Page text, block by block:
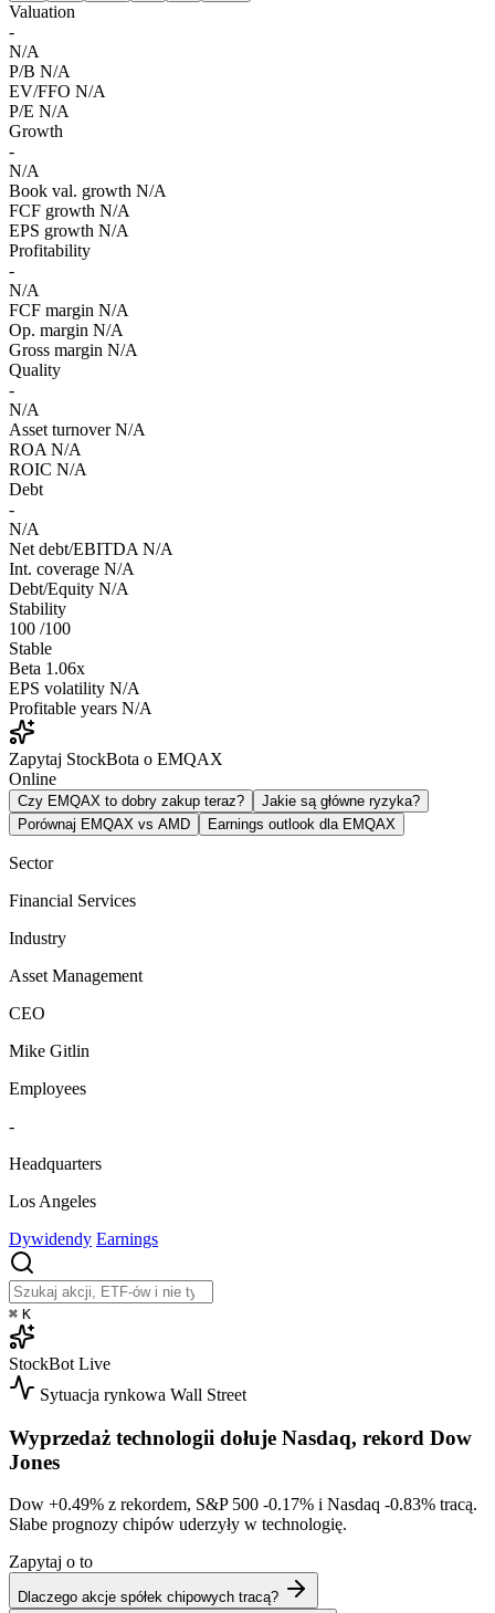
Valuation
-
N/A
P/B N/A
EV/FFO N/A
P/E N/A
Growth
-
N/A
Book val. growth N/A
FCF growth N/A
EPS growth N/A
Profitability
-
N/A
FCF margin N/A
Op. margin N/A
Gross margin N/A
Quality
-
N/A
Asset turnover N/A
ROA N/A
ROIC N/A
Debt
-
N/A
Net debt/EBITDA N/A
Int. coverage N/A
Debt/Equity N/A
Stability
100 /100
Stable
Beta 1.06x
EPS volatility N/A
Profitable years N/A
Zapytaj StockBota o EMQAX
Online
Czy EMQAX to dobry zakup teraz?
Jakie są główne ryzyka?
Porównaj EMQAX vs AMD
Earnings outlook dla EMQAX
Sector
Financial Services
Industry
Asset Management
CEO
Mike Gitlin
Employees
-
Headquarters
Los Angeles
Dywidendy Earnings
⌘ K
StockBot Live
Sytuacja rynkowa Wall Street
Wyprzedaż technologii dołuje Nasdaq, rekord Dow
Jones
Dow +0.49% z rekordem, S&P 500 -0.17% i Nasdaq -0.83% tracą.
Słabe prognozy chipów uderzyły w technologię.
Zapytaj o to
Dlaczego akcje spółek chipowych tracą?